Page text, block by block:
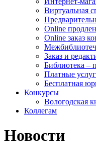
Виртуальная
Online
Online заказ
Заказ и
Библиотека –
Платные
Бесплатная
Конкурсы
Вологодская
Коллегам
Новости